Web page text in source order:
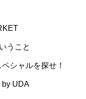
うこと
シャルを探せ！
by UDA